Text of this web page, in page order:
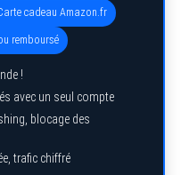
cadeau Amazon.fr
remboursé
!
avec un seul compte
blocage des
trafic chiffré